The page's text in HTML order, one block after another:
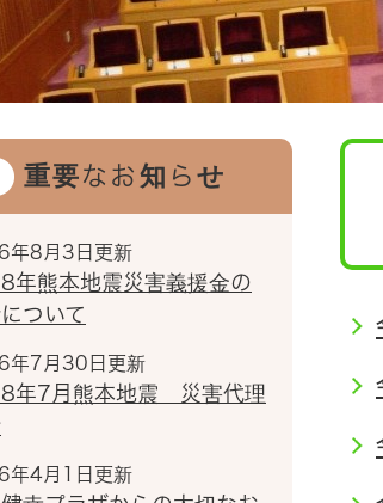
重要なお知らせ
年8月3日更新
年熊本地震災害義援金の
ついて
年7月30日更新
年7月熊本地震 災害代理
年4月1日更新